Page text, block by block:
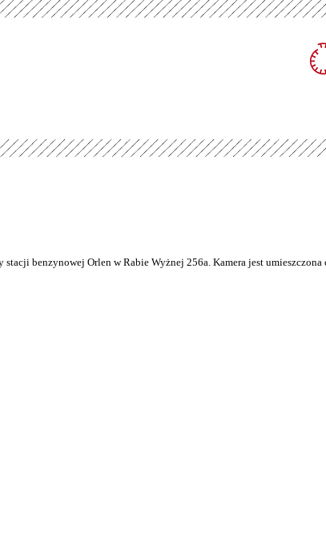
stacji benzynowej Orlen w Rabie Wyżnej 256a. Kamera jest umieszczona